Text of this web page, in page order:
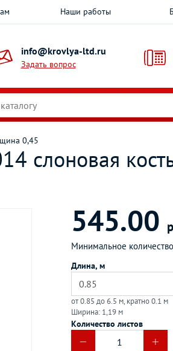
Наши работы
info@krovlya-ltd.ru
Задать вопрос
0,45
слоновая
545.00
Минимальное
Длина, м
от 0.85 до 6.5 м, кратно 0.1 м
Ширина: 1,19 м
Количество листов